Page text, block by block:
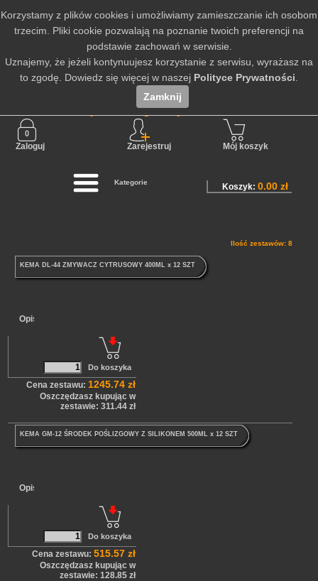
Nie jesteś zalogowany
Zaloguj Zarejestruj Mój koszyk
Kategorie
Ilość zestawów: 8
KEMA DL-44 ZMYWACZ CYTRUSOWY 400ML x 12 SZT
Opis
Cena zestawu: 1245.74 zł
Oszczędzasz kupując w
zestawie: 311.44 zł
KEMA GM-12 ŚRODEK POŚLIZGOWY Z SILIKONEM 500ML x 12 SZT
Opis
Cena zestawu: 515.57 zł
Oszczędzasz kupując w
zestawie: 128.85 zł
Koszyk:0.00 zł
Korzystamy z plików cookies i umożliwiamy zamieszczanie ich osobom
trzecim. Pliki cookie pozwalają na poznanie twoich preferencji na
podstawie zachowań w serwisie.
Uznajemy, że jeżeli kontynuujesz korzystanie z serwisu, wyrażasz na
to zgodę. Dowiedz się więcej w naszej Polityce Prywatności
Zamknij